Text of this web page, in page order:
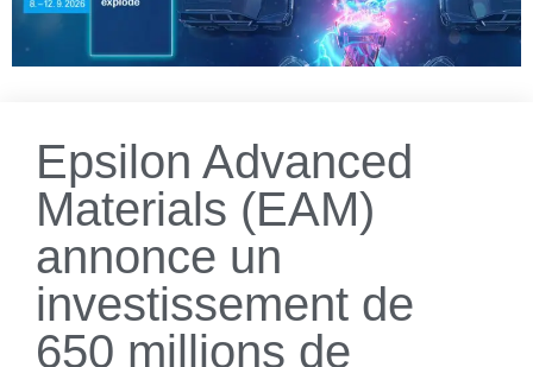
Epsilon Advanced
Materials (EAM)
annonce un
investissement de
650 millions de